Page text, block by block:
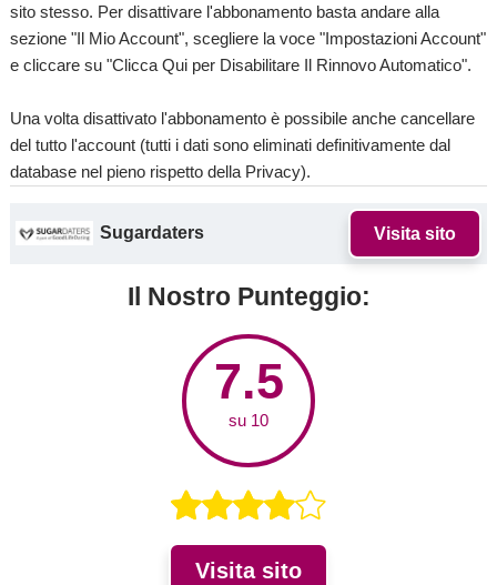
sito stesso. Per disattivare l'abbonamento basta andare alla
sezione "Il Mio Account", scegliere la voce "Impostazioni Account"
e cliccare su "Clicca Qui per Disabilitare Il Rinnovo Automatico".
Una volta disattivato l'abbonamento è possibile anche cancellare
del tutto l'account (tutti i dati sono eliminati definitivamente dal
database nel pieno rispetto della Privacy).
Sugardaters Visita sito
Il Nostro Punteggio:
7.5
su 10
Visita sito